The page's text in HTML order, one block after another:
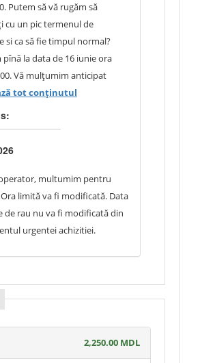
Putem să vă rugăm să
cu un pic termenul de
si ca să fie timpul normal?
pînă la data de 16 iunie ora
Vă mulțumim anticipat
Dvs.!
tot conținutul
multumim pentru
limită va fi modificată. Data
de rau nu va fi modificată din
urgentei achizitiei.
2,250.00 MDL